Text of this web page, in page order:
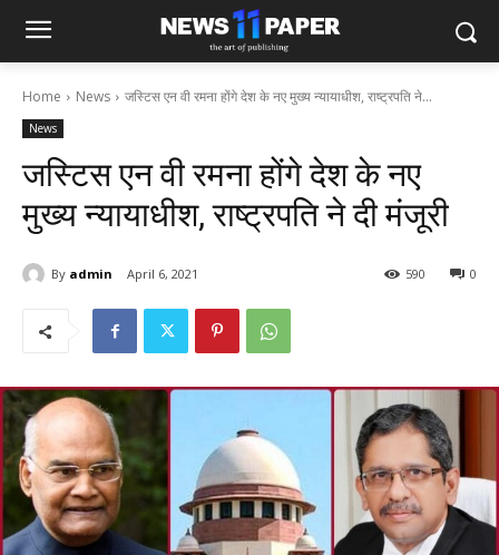
Home News जस्टिस एन वी रमना होंगे देश के नए मुख्य न्यायाधीश, राष्ट्रपति ने...
News
जस्टिस एन वी रमना होंगे देश के नए
मुख्य न्यायाधीश, राष्ट्रपति ने दी मंजूरी
By admin April 6, 2021 0
590